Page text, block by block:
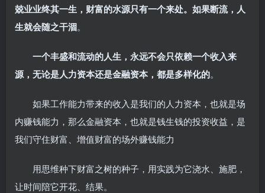
兢业业终其一生，财富的水源只有一个来处。如果断流，人
生就会随之干涸。
一个丰盛和流动的人生，永远不会只依赖一个收入来
源，无论是人力资本还是金融资本，都是多样化的。
如果工作能力带来的收入是我们的人力资本，也就是场
内赚钱能力，那么金融资本，也就是钱生钱的投资收益，是
我们守住财富、增值财富的场外赚钱能力
用思维种下财富之树的种子，用实践为它浇水、施肥，
让时间陪它开花、结果。